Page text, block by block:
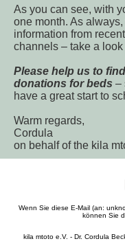
As you can see, with
one month. As
information from
channels – take a
Please help us to
donations for beds –
have a great start to
Warm regards,
Cordula
on behalf of the kila
Wenn Sie diese E-Mail (an:
können Sie
kila mtoto e.V. - Dr. Cordula